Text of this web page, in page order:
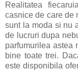
Realitatea
casnice de care de
sunt la moda si nu
de lucruri dupa
parfumurilea astea
bine toate trei.
este disponibila